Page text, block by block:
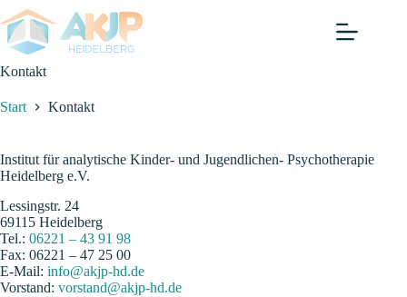
Zum
Inhalt
springen
Kontakt
Start Kontakt
Institut für analytische Kinder- und Jugendlichen- Psychotherapie
Heidelberg e.V.
Lessingstr. 24
69115 Heidelberg
Tel.: 06221 – 43 91 98
Fax: 06221 – 47 25 00
E-Mail: info@akjp-hd.de
Vorstand: vorstand@akjp-hd.de